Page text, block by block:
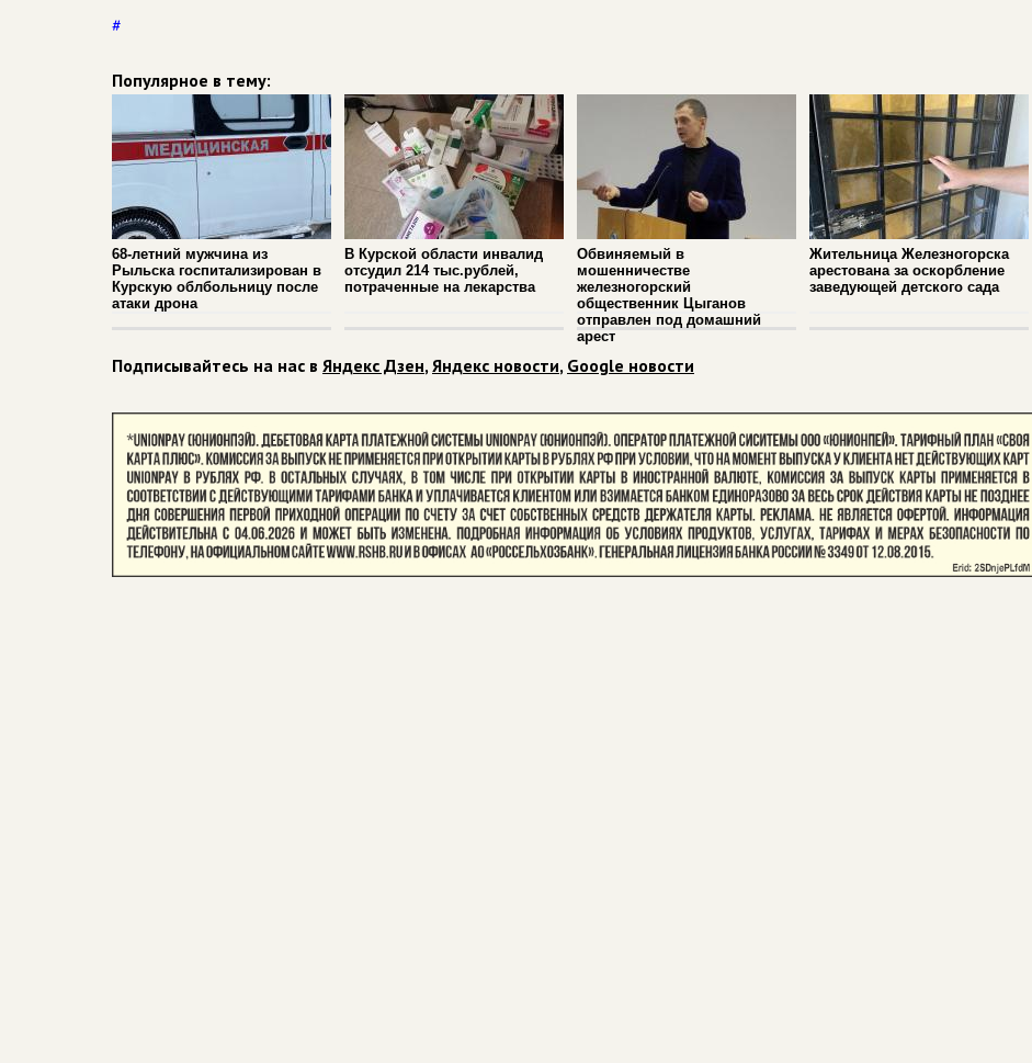
#
Популярное в тему:
68-летний мужчина из
Рыльска госпитализирован в
Курскую облбольницу после
атаки дрона
В Курской области инвалид
отсудил 214 тыс.рублей,
потраченные на лекарства
Обвиняемый в
мошенничестве
железногорский
общественник Цыганов
отправлен под домашний
арест
Жительница Железногорска
арестована за оскорбление
заведующей детского сада
Подписывайтесь на нас в Яндекс Дзен,Яндекс новости, Google новости